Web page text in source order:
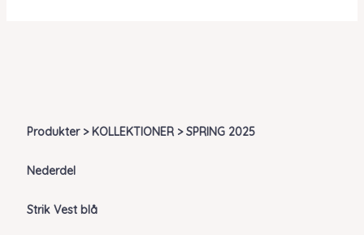
Produkter > KOLLEKTIONER > SPRING 2025
Nederdel
Strik Vest blå